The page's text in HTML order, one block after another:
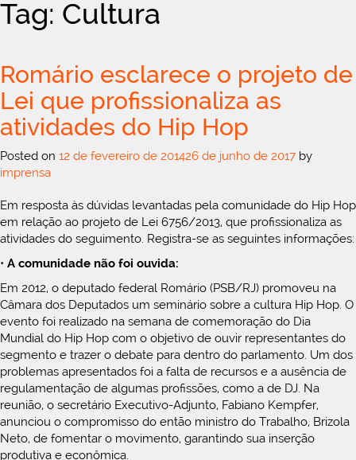
Tag: Cultura
Romário esclarece o projeto de
Lei que profissionaliza as
atividades do Hip Hop
Posted on 12 de fevereiro de 201426 de junho de 2017 by
imprensa
Em resposta às dúvidas levantadas pela comunidade do Hip Hop
em relação ao projeto de Lei 6756/2013, que profissionaliza as
atividades do seguimento. Registra-se as seguintes informações:
• A comunidade não foi ouvida:
Em 2012, o deputado federal Romário (PSB/RJ) promoveu na
Câmara dos Deputados um seminário sobre a cultura Hip Hop. O
evento foi realizado na semana de comemoração do Dia
Mundial do Hip Hop com o objetivo de ouvir representantes do
segmento e trazer o debate para dentro do parlamento. Um dos
problemas apresentados foi a falta de recursos e a ausência de
regulamentação de algumas profissões, como a de DJ. Na
reunião, o secretário Executivo-Adjunto, Fabiano Kempfer,
anunciou o compromisso do então ministro do Trabalho, Brizola
Neto, de fomentar o movimento, garantindo sua inserção
produtiva e econômica.